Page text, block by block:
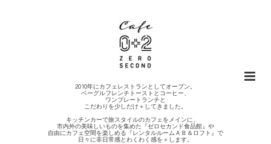
2010年にカフェレストランとしてオープン。
ベーグルフレンチトーストとコーヒー、
ワンプレートランチと
こだわりを少しだけ＋してきました。
キッチンカーで旅スタイルのカフェをメインに、
市内外の美味しいものを集めた『ゼロセカンド食品館』や
自由にカフェ空間を楽しめる『レンタルルームＡＢ＆ロフト』で
日々に非日常感とわくわく感を＋します。